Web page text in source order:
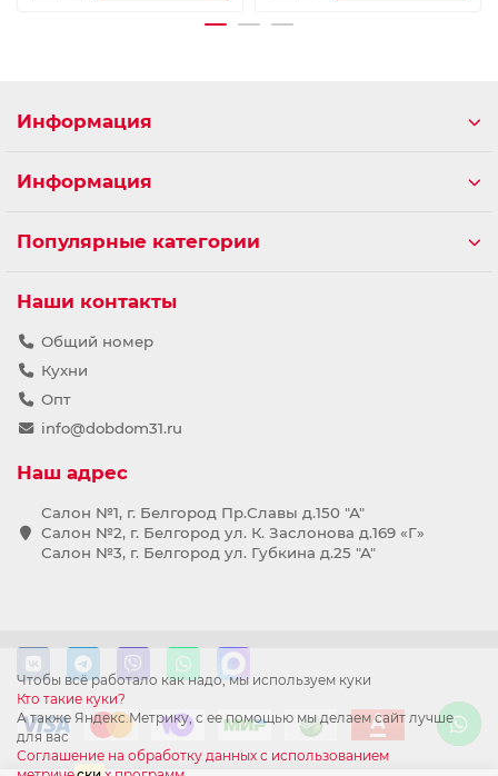
Чтобы всё работало как надо, мы используем куки
Кто такие куки?
А также Яндекс.Метрику, с ее помощью мы делаем сайт лучше
для вас
Соглашение на обработку данных с использованием
Информация
Информация
Популярные категории
Наши контакты
Общий номер
Кухни
Опт
info@dobdom31.ru
Наш адрес
Салон №1, г. Белгород Пр.Славы д.150 "А"
Салон №2, г. Белгород ул. К. Заслонова д.169 «Г»
Салон №3, г. Белгород ул. Губкина д.25 "А"